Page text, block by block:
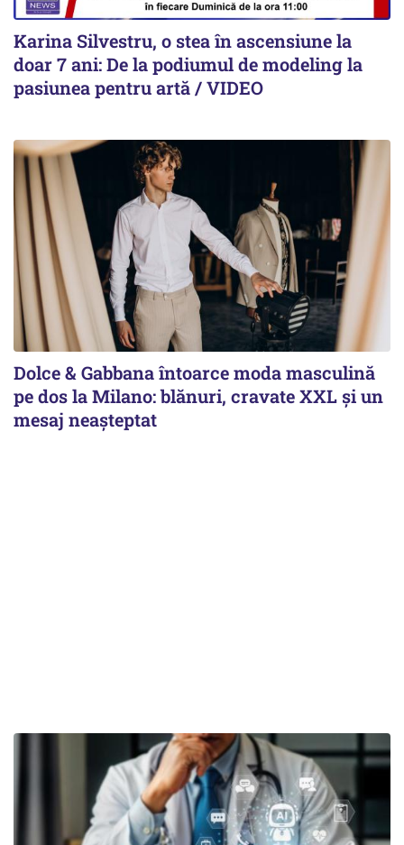
Karina Silvestru, o stea în ascensiune la
doar 7 ani: De la podiumul de modeling la
pasiunea pentru artă / VIDEO
Dolce & Gabbana întoarce moda masculină
pe dos la Milano: blănuri, cravate XXL și un
mesaj neașteptat